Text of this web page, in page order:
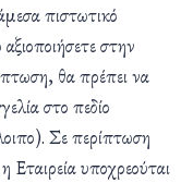
πιστωτικό
στην
θα πρέπει να
στο πεδίο
Σε περίπτωση
Εταιρεία υποχρεούται